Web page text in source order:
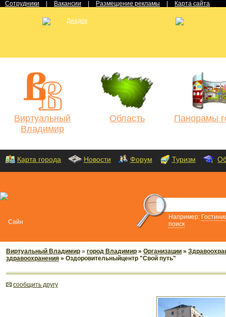
Сотрудники Вакансии Размещение рекламы Карта сайта
Виртуальный
Владимир
Область Панорамы
Карта города Новости Форум Туризм
Например:
поиск
Виртуальный Владимир » город Владимир » Организации »
здравоохранения » Оздоровительныйцентр "Свой путь"
cообщить другу